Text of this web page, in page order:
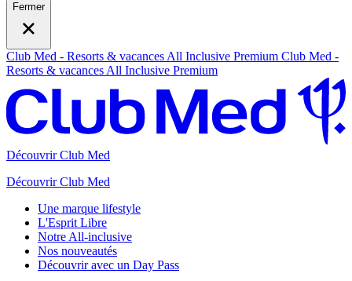
Fermer
Club Med - Resorts & vacances All Inclusive Premium Club Med -
Resorts & vacances All Inclusive Premium
Découvrir Club Med
Découvrir Club Med
Une marque lifestyle
L'Esprit Libre
Notre All-inclusive
Nos nouveautés
Découvrir avec un Day Pass